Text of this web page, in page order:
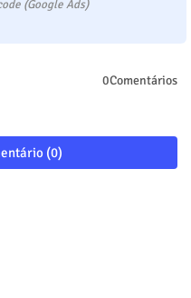
(Google Ads)
0Comentários
(0)